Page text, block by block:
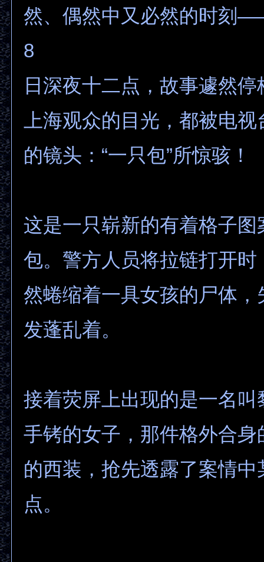
然、偶然中又必然的时刻
8
日深夜十二点，故事遽然
上海观众的目光，都被电
的镜头：“一只包”所惊骇！
这是一只崭新的有着格子图
包。警方人员将拉链打开时
然蜷缩着一具女孩的尸体，
发蓬乱着。
接着荧屏上出现的是一名叫
手铐的女子，那件格外合身
的西装，抢先透露了案情中
点。